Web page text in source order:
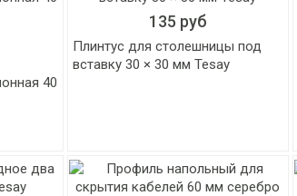
40
135 руб
Плинтус для столешницы под
вставку 30 × 30 мм Tesay